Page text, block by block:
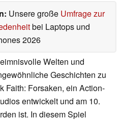
Unsere große Umfrage zur
bei Laptops und
2026
Welten und
Geschichten zu
Faith: Forsaken, ein Action-
entwickelt und am 10.
ist. In diesem Spiel